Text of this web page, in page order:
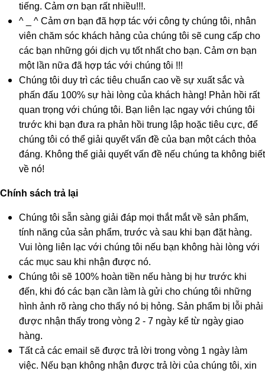
tiếng. Cảm ơn bạn rất nhiều!!!.
^ _ ^ Cảm ơn bạn đã hợp tác với công ty chúng tôi, nhân
viên chăm sóc khách hảng của chúng tôi sẽ cung cấp cho
các bạn những gói dịch vụ tốt nhất cho bạn. Cảm ơn bạn
một lần nữa đã hợp tác với chúng tôi !!!
Chúng tôi duy trì các tiêu chuẩn cao về sự xuất sắc và
phấn đấu 100% sự hài lòng của khách hàng! Phản hồi rất
quan trọng với chúng tôi. Bạn liên lạc ngay với chúng tôi
trước khi bạn đưa ra phản hồi trung lập hoặc tiêu cực, để
chúng tôi có thể giải quyết vấn đề của bạn một cách thỏa
đáng. Không thể giải quyết vấn đề nếu chúng ta không biết
về nó!
Chính sách trả lại
Chúng tôi sẵn sàng giải đáp mọi thắt mắt về sản phẩm,
tính năng của sản phẩm, trước và sau khi bạn đặt hàng.
Vui lòng liên lạc với chúng tôi nếu bạn không hài lòng với
các mục sau khi nhận được nó.
Chúng tôi sẽ 100% hoàn tiền nếu hàng bị hư trước khi
đến, khi đó các bạn cần làm là gửi cho chúng tôi những
hình ảnh rõ ràng cho thấy nó bị hỏng. Sản phẩm bị lỗi phải
được nhận thấy trong vòng 2 - 7 ngày kể từ ngày giao
hàng.
Tất cả các email sẽ được trả lời trong vòng 1 ngày làm
việc. Nếu bạn không nhận được trả lời của chúng tôi, xin